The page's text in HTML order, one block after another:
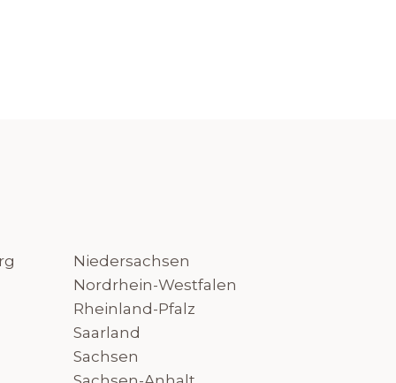
Niedersachsen
Nordrhein-Westfalen
Rheinland-Pfalz
Saarland
Sachsen